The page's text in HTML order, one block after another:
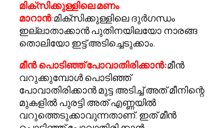
മിക്‌സിക്കുള്ളിലെ മണം
മാറാന്‍:മിക്‌സിക്കുള്ളിലെ ദുര്‍ഗന്ധം
ഇല്ലാതാക്കാന്‍ പുതിനയിലയോ നാരങ്ങ
തൊലിയോ ഇട്ട് അടിച്ചെടുക്കാം.
മീന്‍ പൊടിഞ്ഞ് പോവാതിരിക്കാന്‍:മീന്‍
വറുക്കുമ്പോള്‍ പൊടിഞ്ഞ്
പോവാതിരിക്കാന്‍ മുട്ട അടിച്ച് അത് മീനിന്റെ
മുകളില്‍ പുരട്ടി അത് എണ്ണയില്‍
വറുത്തെടുക്കാവുന്നതാണ്. ഇത് മീന്‍